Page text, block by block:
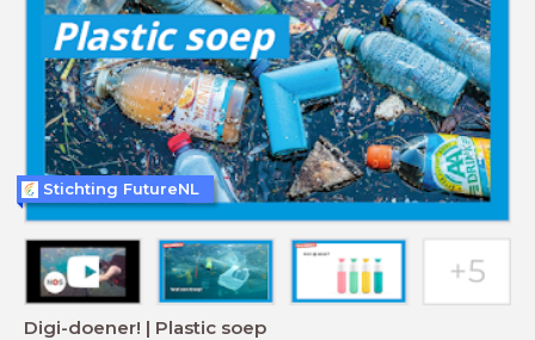
Digi-doener! | Plastic soep
Stichting FutureNL